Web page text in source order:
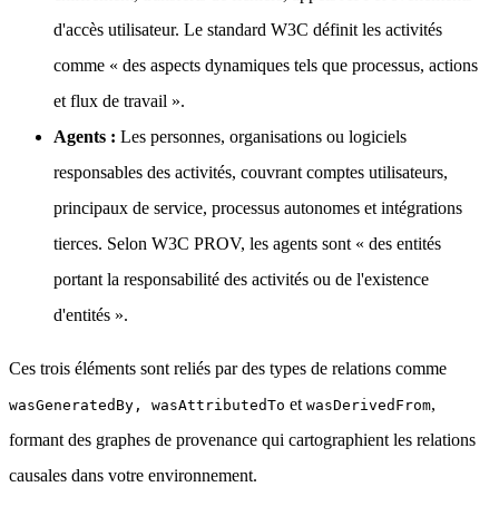
d'accès utilisateur. Le standard W3C définit les activités
comme « des aspects dynamiques tels que processus, actions
et flux de travail ».
Agents : Les personnes, organisations ou logiciels
responsables des activités, couvrant comptes utilisateurs,
principaux de service, processus autonomes et intégrations
tierces. Selon W3C PROV, les agents sont « des entités
portant la responsabilité des activités ou de l'existence
d'entités ».
Ces trois éléments sont reliés par des types de relations comme
wasGeneratedBy, wasAttributedTo et wasDerivedFrom,
formant des graphes de provenance qui cartographient les relations
causales dans votre environnement.